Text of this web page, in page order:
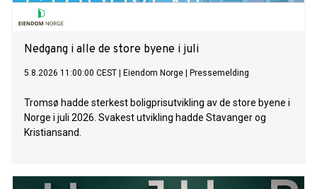
Nedgang i alle de store byene i juli
5.8.2026 11:00:00 CEST Eiendom Norge Pressemelding
Tromsø hadde sterkest boligprisutvikling av de store byene i
Norge i juli 2026. Svakest utvikling hadde Stavanger og
Kristiansand.